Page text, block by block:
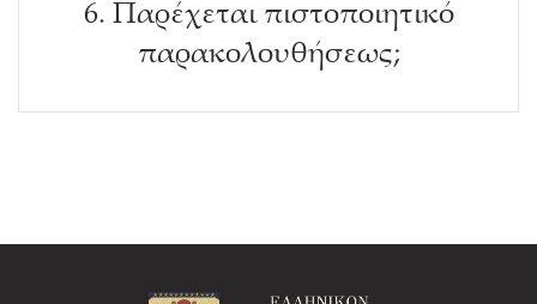
6. Παρέχεται πιστοποιητικό
παρακολουθήσεως;